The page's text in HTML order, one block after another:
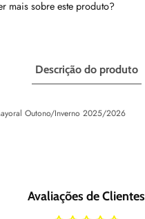
mais sobre este produto?
Descrição do produto
Outono/Inverno 2025/2026
Avaliações de Clientes